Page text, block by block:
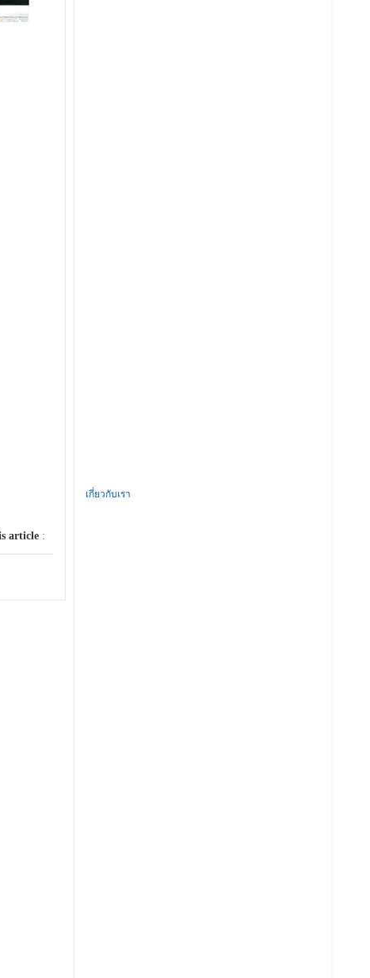
article:
เกี่ยวกับเรา